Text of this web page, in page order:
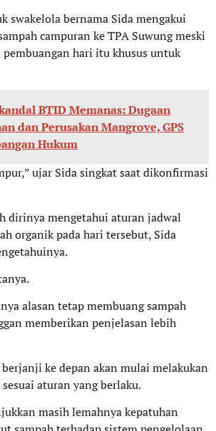
swakelola bernama Sida mengakui
campuran ke TPA Suwung meski
hari itu khusus untuk
BTID Memanas: Dugaan
dan Perusakan Mangrove, GPS
Hukum
ujar Sida singkat saat dikonfirmasi
dirinya mengetahui aturan jadwal
organik pada hari tersebut, Sida
alasan tetap membuang sampah
memberikan penjelasan lebih
ke depan akan mulai melakukan
aturan yang berlaku.
masih lemahnya kepatuhan